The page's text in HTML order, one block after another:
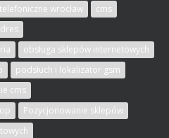
wrocław
cms
obsługa sklepów internetowych
podsłuch i lokalizator gsm
cms
Pozycjonowanie sklepów